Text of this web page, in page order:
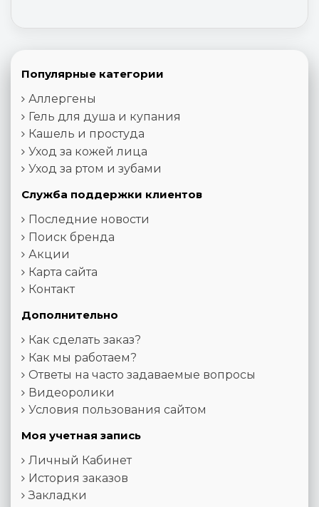
Популярные категории
Аллергены
Гель для душа и купания
Кашель и простуда
Уход за кожей лица
Уход за ртом и зубами
Служба поддержки клиентов
Последние новости
Поиск бренда
Акции
Карта сайта
Контакт
Дополнительно
Как сделать заказ?
Как мы работаем?
Ответы на часто задаваемые вопросы
Видеоролики
Условия пользования сайтом
Моя учетная запись
Личный Кабинет
История заказов
Закладки